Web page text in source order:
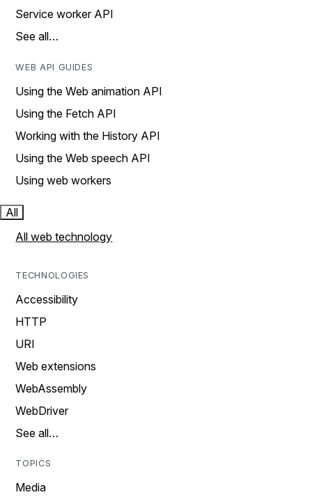
Service worker API
See all…
WEB API GUIDES
Using the Web animation API
Using the Fetch API
Working with the History API
Using the Web speech API
Using web workers
All
All web technology
TECHNOLOGIES
Accessibility
HTTP
URI
Web extensions
WebAssembly
WebDriver
See all…
TOPICS
Media